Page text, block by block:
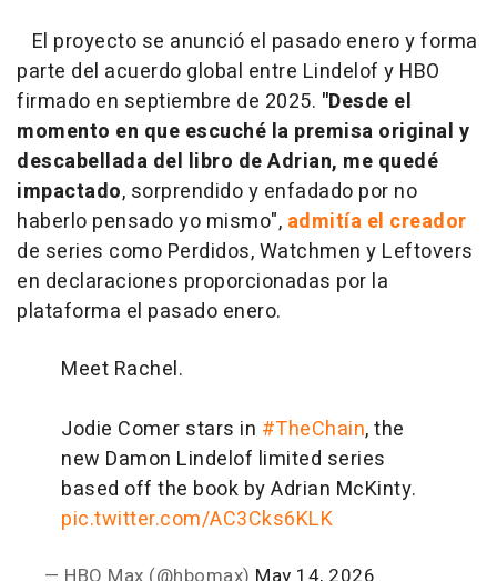
El proyecto se anunció el pasado enero y forma
parte del acuerdo global entre Lindelof y HBO
firmado en septiembre de 2025. "Desde el
momento en que escuché la premisa original y
descabellada del libro de Adrian, me quedé
impactado, sorprendido y enfadado por no
haberlo pensado yo mismo", admitía el creador
de series como Perdidos, Watchmen y Leftovers
en declaraciones proporcionadas por la
plataforma el pasado enero.
Meet Rachel.
Jodie Comer stars in #TheChain, the
new Damon Lindelof limited series
based off the book by Adrian McKinty.
pic.twitter.com/AC3Cks6KLK